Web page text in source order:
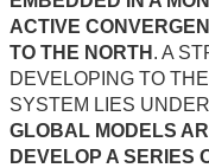
ACTIVE
TO THE NORTH . A
DEVELOPING TO
SYSTEM LIES
GLOBAL MODELS
DEVELOP A SERIES